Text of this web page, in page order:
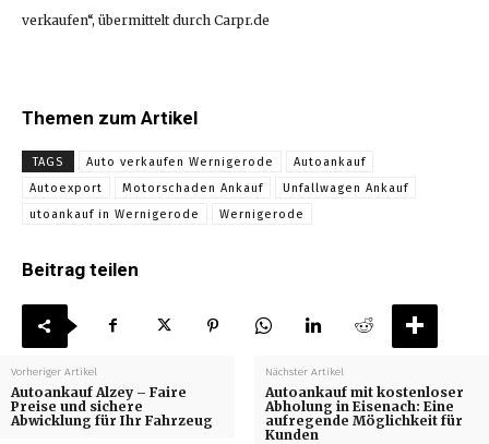
verkaufen“, übermittelt durch Carpr.de
Themen zum Artikel
TAGS Auto verkaufen Wernigerode
Autoankauf
Autoexport
Motorschaden Ankauf
Unfallwagen Ankauf
utoankauf in Wernigerode
Wernigerode
Beitrag teilen
Vorheriger Artikel
Autoankauf Alzey – Faire
Preise und sichere
Abwicklung für Ihr Fahrzeug
Nächster Artikel
Autoankauf mit kostenloser
Abholung in Eisenach: Eine
aufregende Möglichkeit für
Kunden